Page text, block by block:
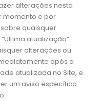
alterações nesta
momento e por
quaisquer
atualização”
alterações ou
após a
atualizada no Site, e
um aviso específico